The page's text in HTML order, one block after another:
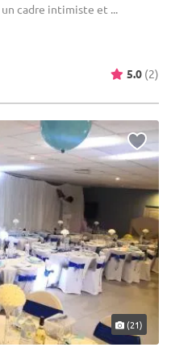
un cadre intimiste et ...
5.0 (2)
(21)